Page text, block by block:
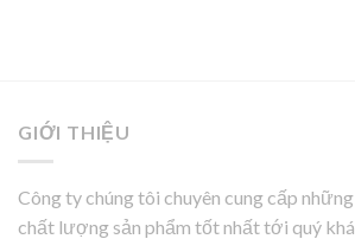
GIỚI THIỆU
Công ty chúng tôi chuyên cung cấp
chất lượng sản phẩm tốt nhất tới quý